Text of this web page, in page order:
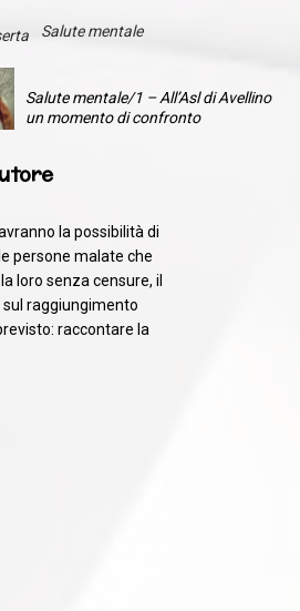
Salute mentale
Salute mentale/1 – All’Asl di Avellino
un momento di confronto
la possibilità di
persone malate che
loro senza censure, il
raggiungimento
raccontare la